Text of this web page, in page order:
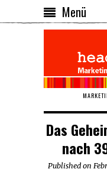
Menü
Das
nach
Published on